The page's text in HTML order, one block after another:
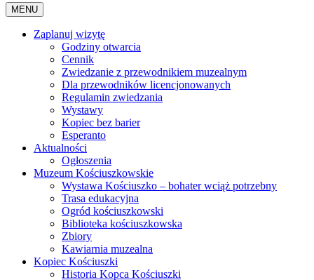
MENU
Zaplanuj wizytę
Godziny otwarcia
Cennik
Zwiedzanie z przewodnikiem muzealnym
Dla przewodników licencjonowanych
Regulamin zwiedzania
Wystawy
Kopiec bez barier
Esperanto
Aktualności
Ogłoszenia
Muzeum Kościuszkowskie
Wystawa Kościuszko – bohater wciąż potrzebny
Trasa edukacyjna
Ogród kościuszkowski
Biblioteka kościuszkowska
Zbiory
Kawiarnia muzealna
Kopiec Kościuszki
Historia Kopca Kościuszki